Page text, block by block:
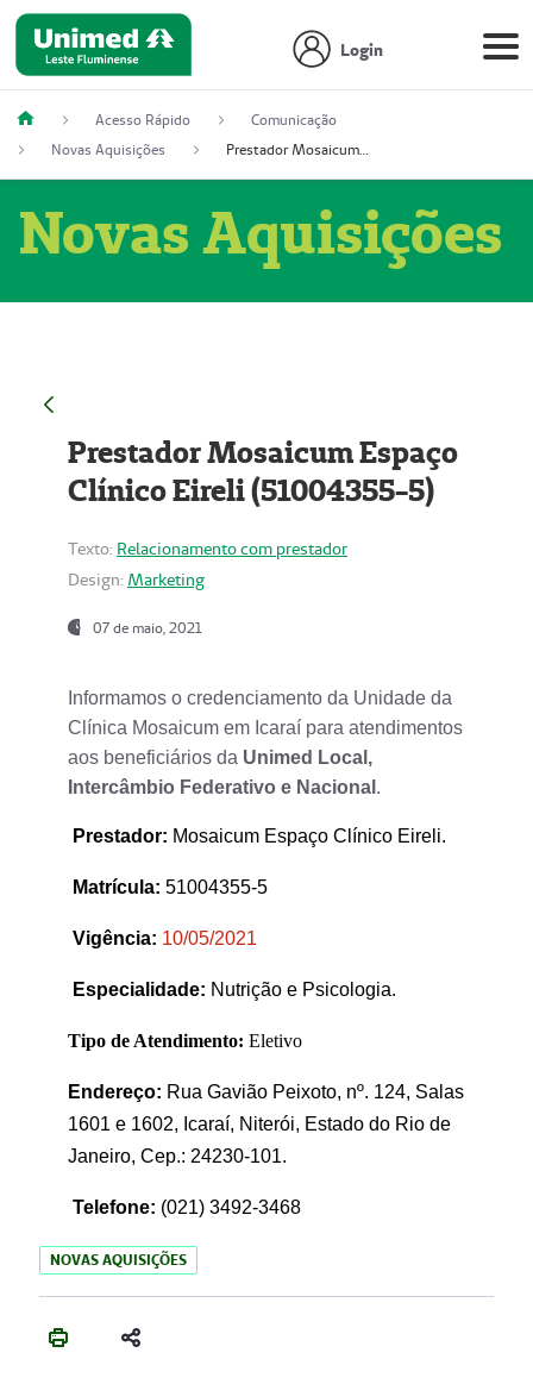
Login
Acesso Rápido
Comunicação
Novas Aquisições
Prestador Mosaicum Espaço Clínico Eireli (51004355-5)
Novas Aquisições
Prestador Mosaicum Espaço
Clínico Eireli (51004355-5)
Texto: Relacionamento com prestador
Design: Marketing
07 de maio, 2021
Informamos o credenciamento da Unidade da
Clínica Mosaicum em Icaraí para atendimentos
aos beneficiários da Unimed Local,
Intercâmbio Federativo e Nacional .
Prestador: Mosaicum Espaço Clínico Eireli.
Matrícula: 51004355-5
Vigência: 10/05/2021
Especialidade: Nutrição e Psicologia.
Tipo de Atendimento: Eletivo
Endereço: Rua Gavião Peixoto, nº. 124, Salas
1601 e 1602, Icaraí, Niterói, Estado do Rio de
Janeiro, Cep.: 24230-101.
Telefone: (021) 3492-3468
NOVAS AQUISIÇÕES